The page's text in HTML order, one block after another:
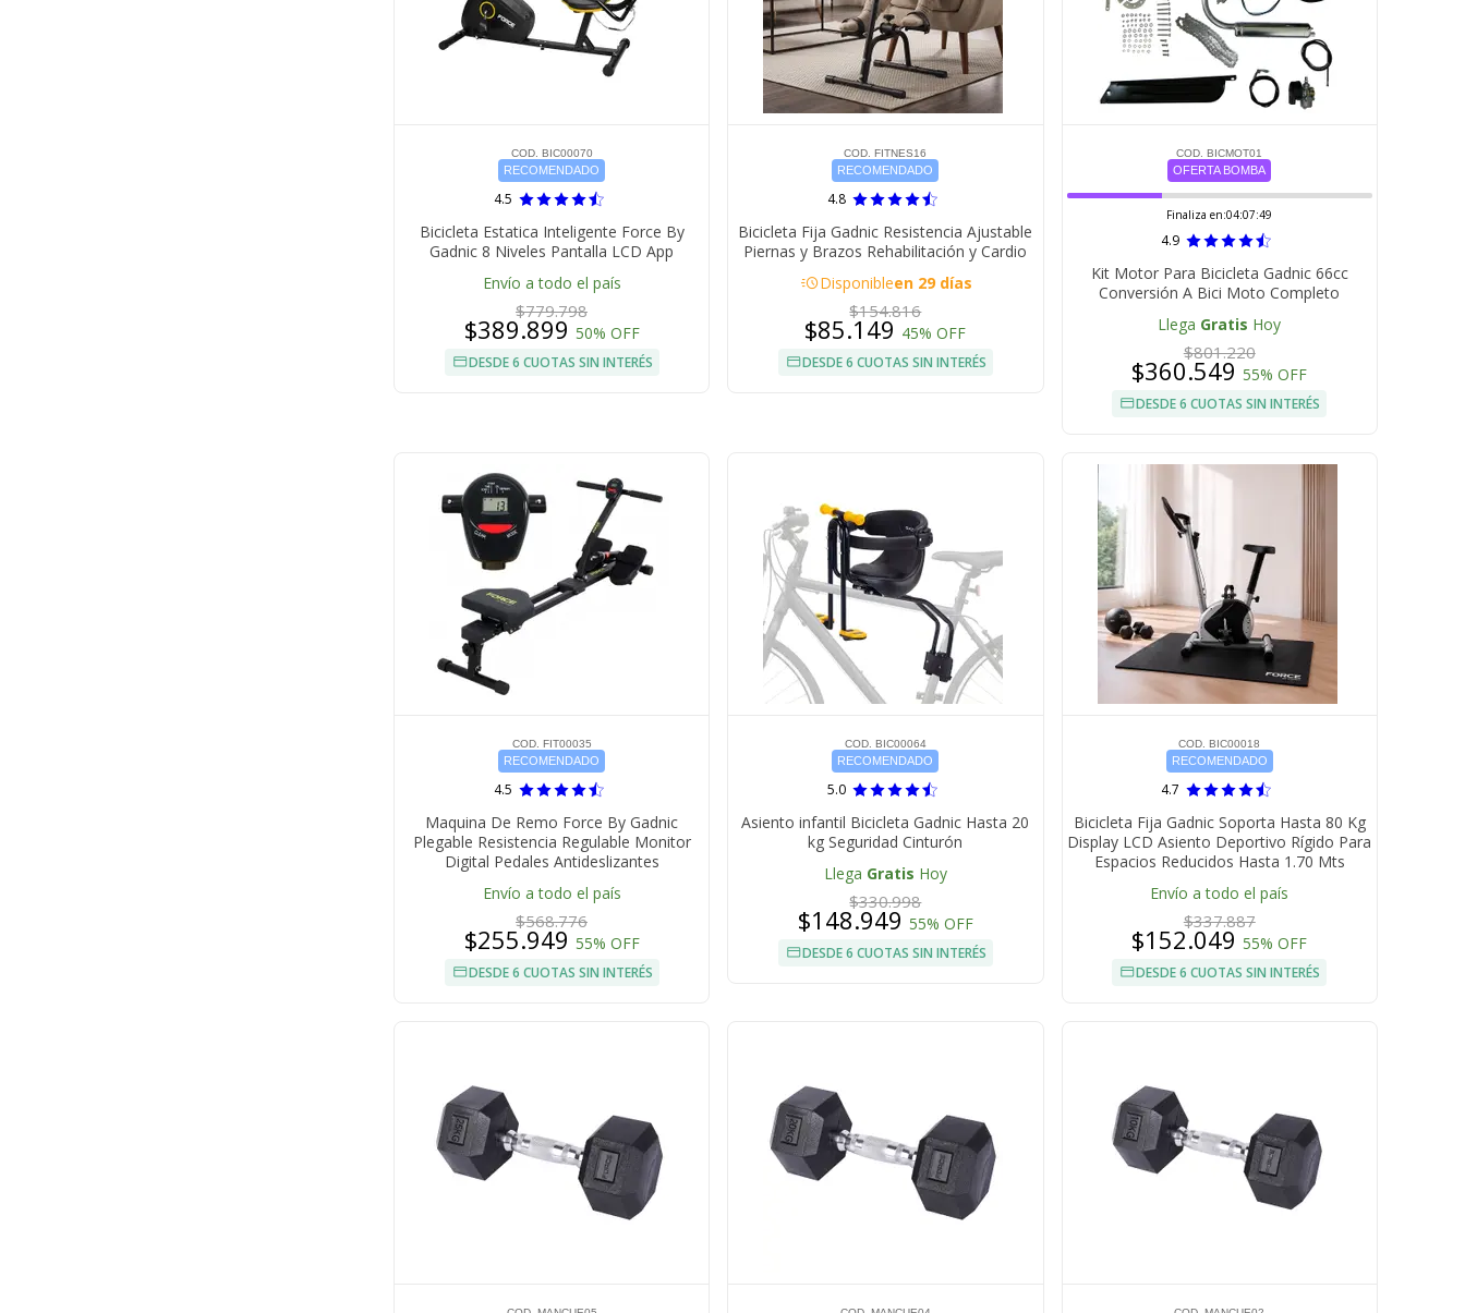
COD. BIC00070
RECOMENDADO
4.5
Bicicleta Estatica Inteligente Force By
Gadnic 8 Niveles Pantalla LCD App
Envío a todo el país
$779.798
$389.899 50% OFF
DESDE 6 CUOTAS SIN INTERÉS
COD. FITNES16
RECOMENDADO
4.8
Bicicleta Fija Gadnic Resistencia Ajustable
Piernas y Brazos Rehabilitación y Cardio
acuteDisponibleen 29 días
$154.816
$85.149 45% OFF
DESDE 6 CUOTAS SIN INTERÉS
COD. BICMOT01
OFERTA BOMBA
Finaliza en:04:07:48
4.9
Kit Motor Para Bicicleta Gadnic 66cc
Conversión A Bici Moto Completo
Llega Gratis Hoy
$801.220
$360.54955% OFF
DESDE 6 CUOTAS SIN INTERÉS
COD. FIT00035
RECOMENDADO
4.5
Maquina De Remo Force By Gadnic
Plegable Resistencia Regulable Monitor
Digital Pedales Antideslizantes
Envío a todo el país
$568.776
$255.949 55% OFF
DESDE 6 CUOTAS SIN INTERÉS
COD. BIC00064
RECOMENDADO
5.0
Asiento infantil Bicicleta Gadnic Hasta 20
kg Seguridad Cinturón
Llega Gratis Hoy
$330.998
$148.949 55% OFF
DESDE 6 CUOTAS SIN INTERÉS
COD. BIC00018
RECOMENDADO
4.7
Bicicleta Fija Gadnic Soporta Hasta 80 Kg
Display LCD Asiento Deportivo Rígido Para
Espacios Reducidos Hasta 1.70 Mts
Envío a todo el país
$337.887
$152.04955% OFF
DESDE 6 CUOTAS SIN INTERÉS